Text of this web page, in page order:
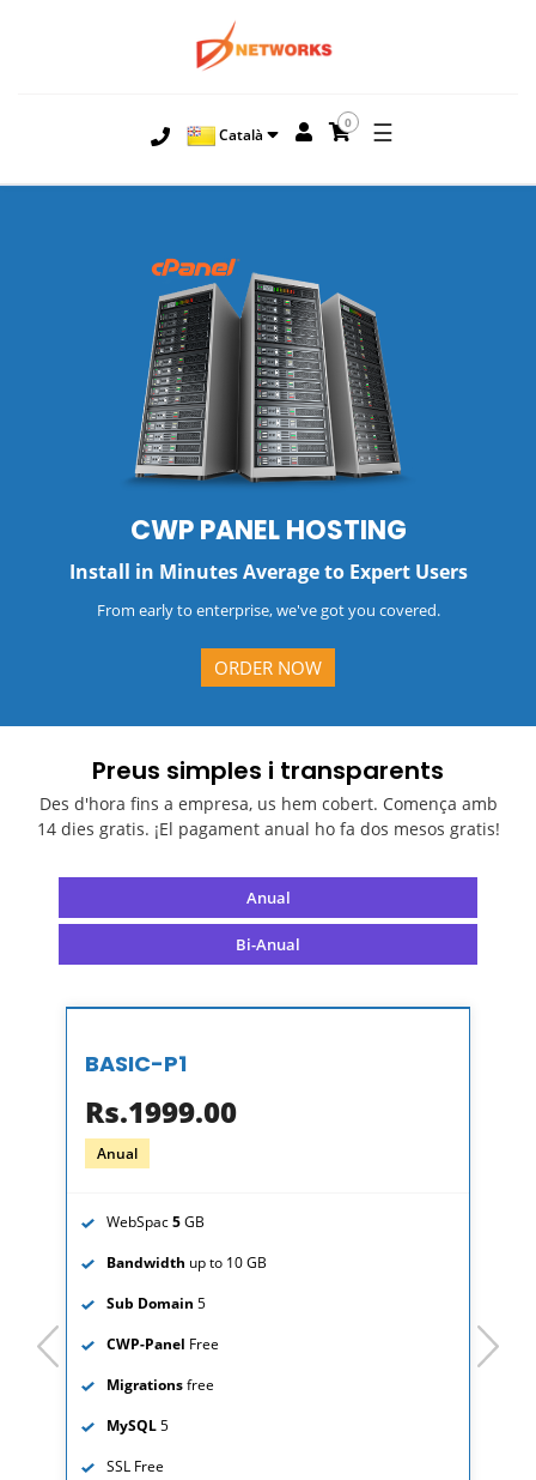
Català
0 ☰
CWP PANEL HOSTING
Install in Minutes Average to Expert Users
From early to enterprise, we've got you covered.
ORDER NOW
Preus simples i transparents
Des d'hora fins a empresa, us hem cobert. Comença amb
14 dies gratis. ¡El pagament anual ho fa dos mesos gratis!
Anual
Bi-Anual
BASIC-P1
Rs.1999.00
Anual
WebSpac5GB
Bandwidth up to 10 GB
Sub Domain 5
CWP-Panel Free
Migrationsfree
MySQL5
SSL Free
prev next